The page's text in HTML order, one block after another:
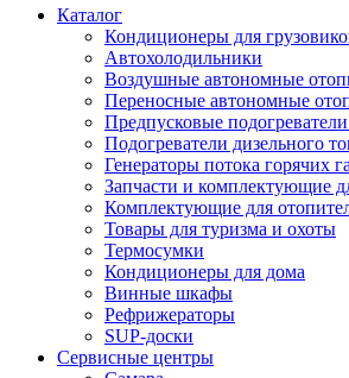
Каталог
Кондиционеры для
Автохолодильники
Воздушные автономные
Переносные автономные
Предпусковые
Подогреватели дизельного
Генераторы потока горячих
Запчасти и комплектующие
Комплектующие для
Товары для туризма и охоты
Термосумки
Кондиционеры для дома
Винные шкафы
Рефрижераторы
SUP-доски
Сервисные центры